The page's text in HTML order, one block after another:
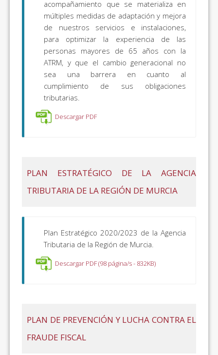
acompañamiento que se materializa en
múltiples medidas de adaptación y mejora
de nuestros servicios e instalaciones,
para optimizar la experiencia de las
personas mayores de 65 años con la
ATRM, y que el cambio generacional no
sea una barrera en cuanto al
cumplimiento de sus obligaciones
tributarias.
Descargar PDF
PLAN ESTRATÉGICO DE LA AGENCIA
TRIBUTARIA DE LA REGIÓN DE MURCIA
Plan Estratégico 2020/2023 de la Agencia
Tributaria de la Región de Murcia.
Descargar PDF (98 página/s - 832KB)
PLAN DE PREVENCIÓN Y LUCHA CONTRA EL
FRAUDE FISCAL